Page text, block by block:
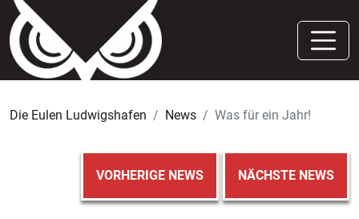
Die Eulen Ludwigshafen News Was für ein Jahr!
VORHERIGE NEWS NÄCHSTE NEWS